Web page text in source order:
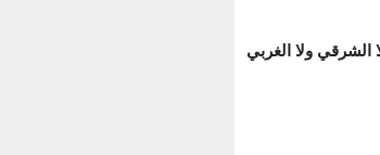
ولا الغربي